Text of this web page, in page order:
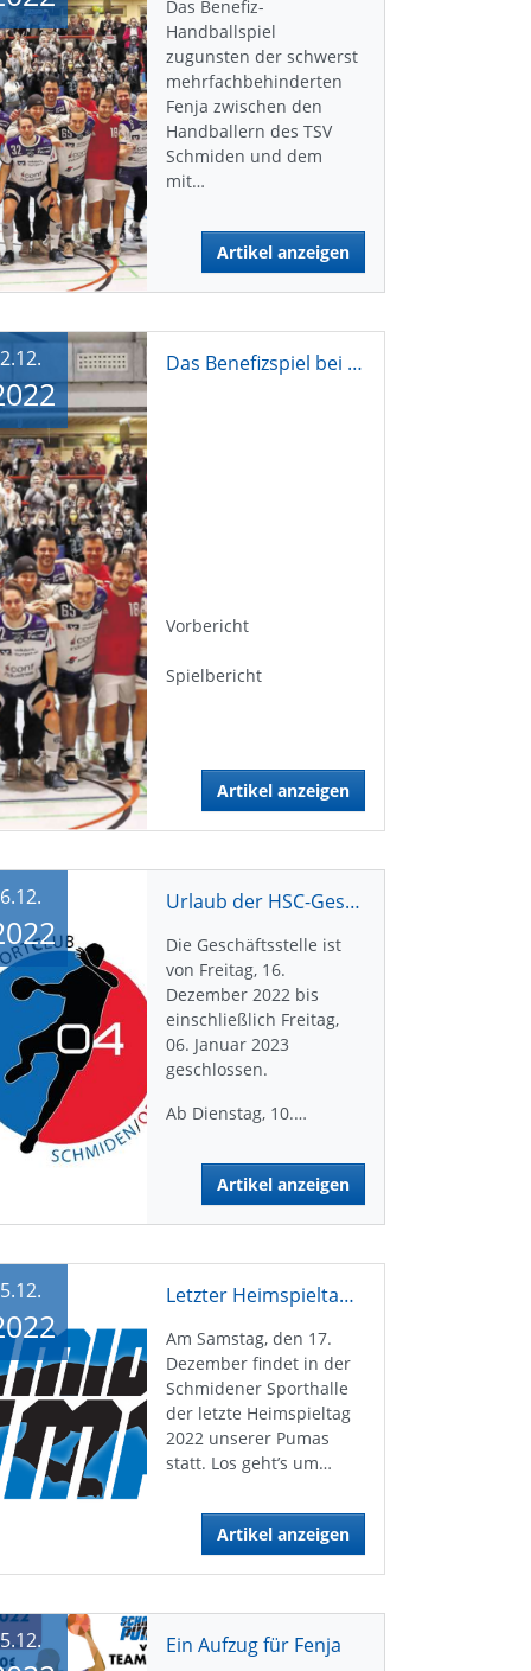
Das Benefiz-
Handballspiel
zugunsten der schwerst
mehrfachbehinderten
Fenja zwischen den
Handballern des TSV
Schmiden und dem
mit…
Artikel anzeigen
Das Benefizspiel bei regio tv
Vorbericht
Spielbericht
Artikel anzeigen
Urlaub der HSC-Geschäftsstelle
Die Geschäftsstelle ist
von Freitag, 16.
Dezember 2022 bis
einschließlich Freitag,
06. Januar 2023
geschlossen.
Ab Dienstag, 10.…
Artikel anzeigen
Letzter Heimspieltag in 2022
Am Samstag, den 17.
Dezember findet in der
Schmidener Sporthalle
der letzte Heimspieltag
2022 unserer Pumas
statt. Los geht’s um…
Artikel anzeigen
Ein Aufzug für Fenja